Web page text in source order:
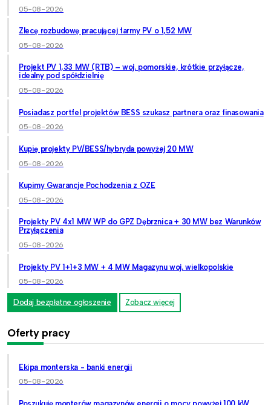
05-08-2026
Zlecę rozbudowę pracującej farmy PV o 1,52 MW
05-08-2026
Projekt PV 1,33 MW (RTB) – woj. pomorskie, krótkie przyłącze,
idealny pod spółdzielnię
05-08-2026
Posiadasz portfel projektów BESS szukasz partnera oraz finasowania
05-08-2026
Kupię projekty PV/BESS/hybryda powyżej 20 MW
05-08-2026
Kupimy Gwarancje Pochodzenia z OZE
05-08-2026
Projekty PV 4x1 MW WP do GPZ Dębrznica + 30 MW bez Warunków
Przyłączenia
05-08-2026
Projekty PV 1+1+3 MW + 4 MW Magazynu woj. wielkopolskie
05-08-2026
Dodaj bezpłatne ogłoszenie Zobacz więcej
Oferty pracy
Ekipa monterska - banki energii
05-08-2026